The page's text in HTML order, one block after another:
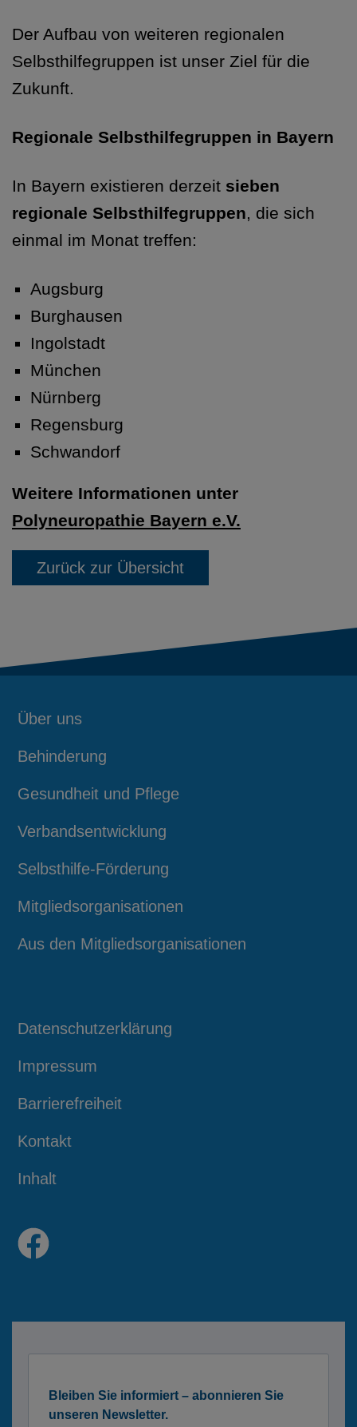
Der Aufbau von weiteren regionalen
Selbsthilfegruppen ist unser Ziel für die
Zukunft.
Regionale Selbsthilfegruppen in Bayern
In Bayern existieren derzeit sieben
regionale Selbsthilfegruppen, die sich
einmal im Monat treffen:
Augsburg
Burghausen
Ingolstadt
München
Nürnberg
Regensburg
Schwandorf
Weitere Informationen unter
Polyneuropathie Bayern e.V.
Zurück zur Übersicht
Über uns
Behinderung
Gesundheit und Pflege
Verbandsentwicklung
Selbsthilfe-Förderung
Mitgliedsorganisationen
Aus den Mitgliedsorganisationen
Datenschutzerklärung
Impressum
Barrierefreiheit
Kontakt
Inhalt